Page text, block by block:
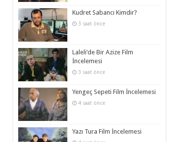
Kudret Sabancı Kimdir?
3 saat önce
Laleli’de Bir Azize Film
İncelemesi
3 saat önce
Yengeç Sepeti Film İncelemesi
4 saat önce
Yazı Tura Film İncelemesi